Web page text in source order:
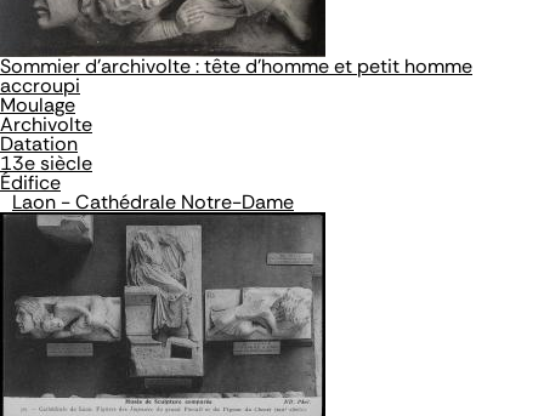
Sommier d'archivolte : tête d'homme et petit homme
accroupi
Moulage
Archivolte
Datation
13e siècle
Édifice
Laon - Cathédrale Notre-Dame